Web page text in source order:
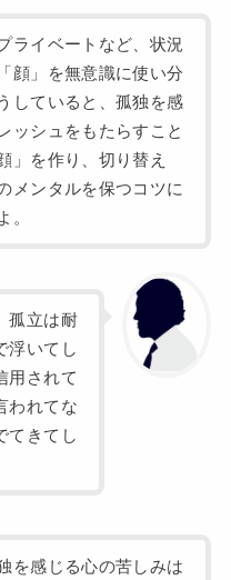
ライベートなど、状況
顔」を無意識に使い分
していると、孤独を感
ッシュをもたらすこと
」を作り、切り替え
メンタルを保つコツに
。
孤立は耐
浮いてし
用されて
われてな
てきてし
を感じる心の苦しみは